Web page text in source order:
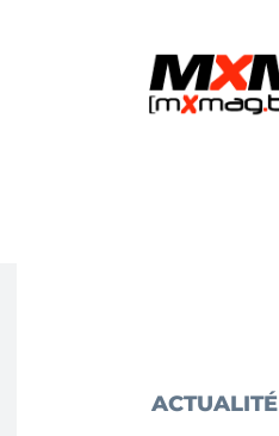
ACTUALITÉ